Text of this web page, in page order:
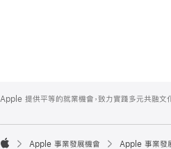
Footer
Apple 提供平等的就業機會，致力實踐多元共融文

Apple 事業發展機會 Apple 事業發